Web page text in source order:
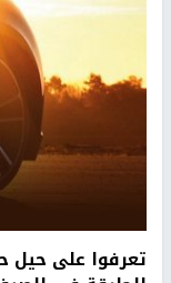
تعرفوا على